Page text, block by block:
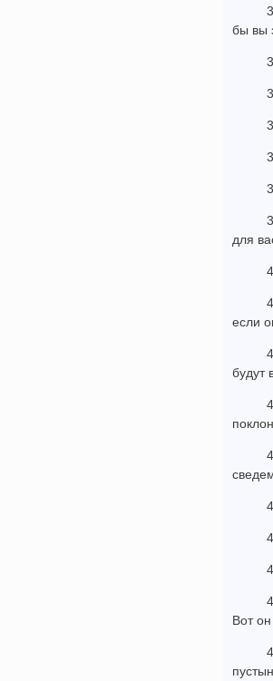
бы вы
для
если
будут
Вот